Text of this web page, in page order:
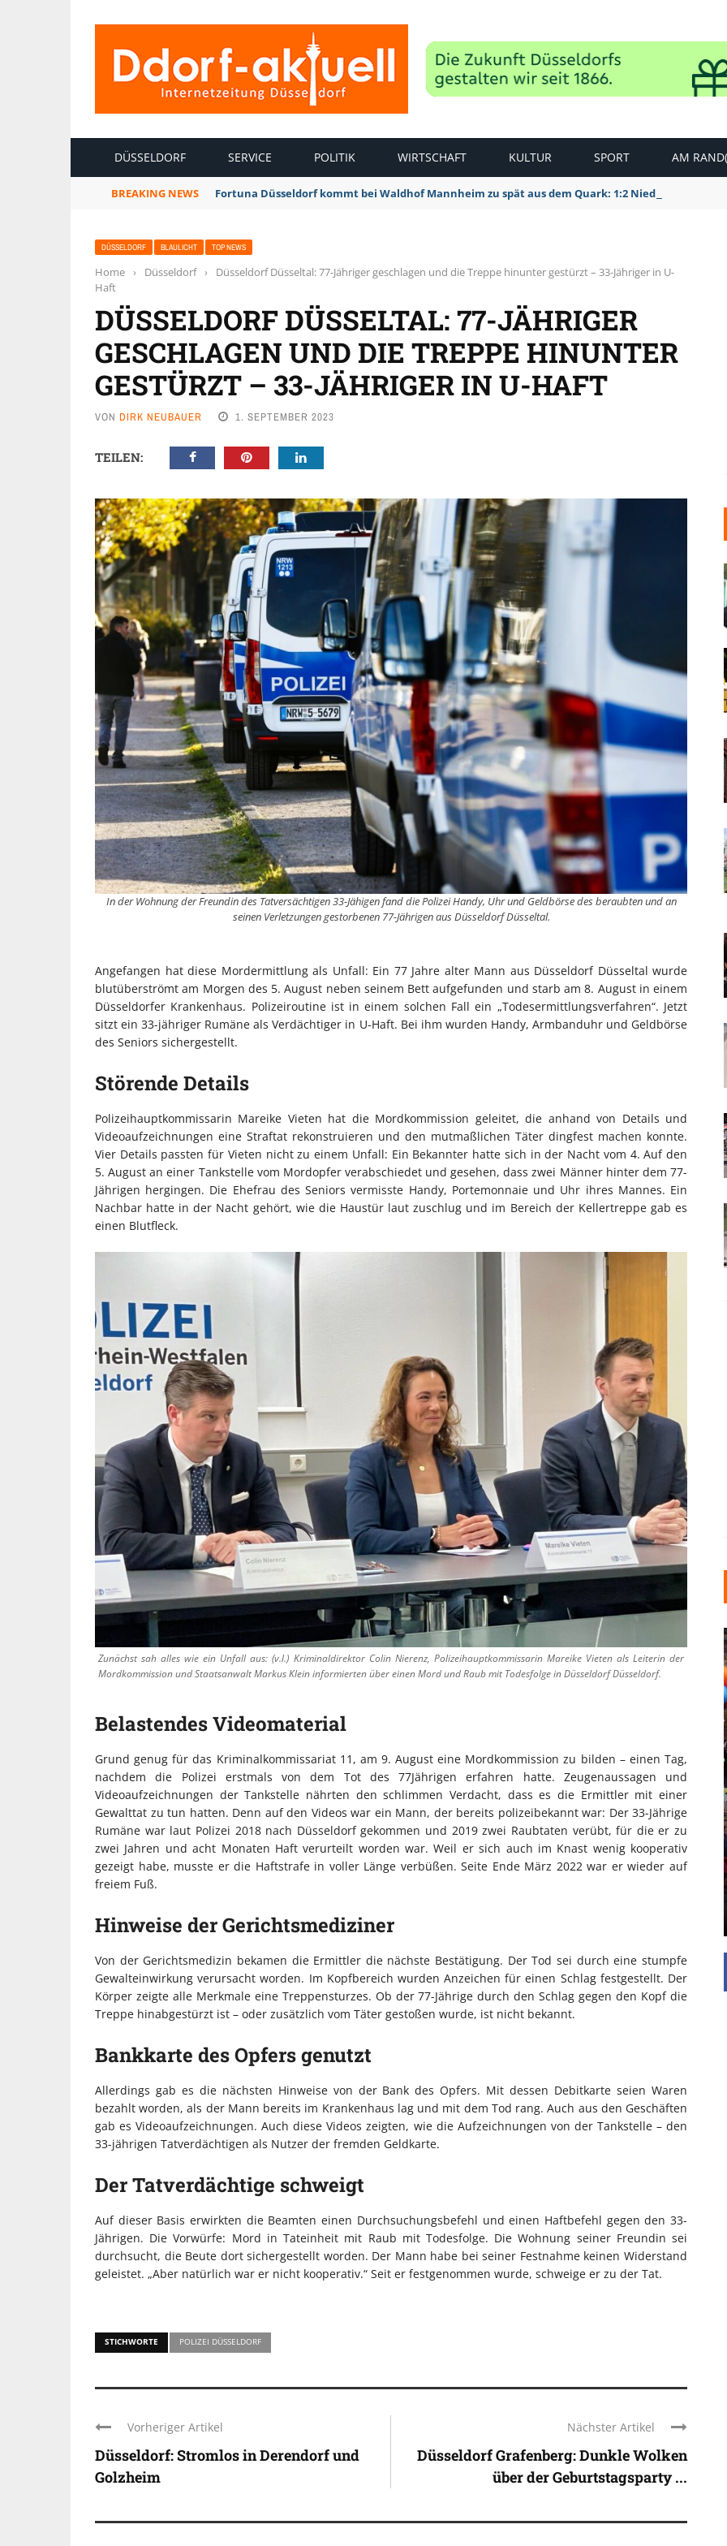
DÜSSELDORF SERVICE POLITIK WIRTSCHAFT KULTUR SPORT AM
BREAKING NEWS Fortuna Düsseldorf kommt bei Waldhof Mannheim zu spät aus dem Quark: 1:2 Niederlage
DÜSSELDORF BLAULICHT TOP NEWS
Home › Düsseldorf ›
Düsseldorf Düsseltal: 77-Jähriger geschlagen und die Treppe hinunter gestürzt – 33-Jähriger in U-
Haft
DÜSSELDORF DÜSSELTAL: 77-JÄHRIGER
GESCHLAGEN UND DIE TREPPE HINUNTER
GESTÜRZT – 33-JÄHRIGER IN U-HAFT
VON DIRK NEUBAUER 1. SEPTEMBER 2023
TEILEN:
In der Wohnung der Freundin des Tatversächtigen 33-Jähigen fand die Polizei Handy, Uhr und Geldbörse des beraubten und an
seinen Verletzungen gestorbenen 77-Jährigen aus Düsseldorf Düsseltal.
Angefangen hat diese Mordermittlung als Unfall: Ein 77 Jahre alter Mann aus Düsseldorf Düsseltal wurde
blutüberströmt am Morgen des 5. August neben seinem Bett aufgefunden und starb am 8. August in einem
Düsseldorfer Krankenhaus. Polizeiroutine ist in einem solchen Fall ein „Todesermittlungsverfahren“. Jetzt
sitzt ein 33-jähriger Rumäne als Verdächtiger in U-Haft. Bei ihm wurden Handy, Armbanduhr und Geldbörse
des Seniors sichergestellt.
Störende Details
Polizeihauptkommissarin Mareike Vieten hat die Mordkommission geleitet, die anhand von Details und
Videoaufzeichnungen eine Straftat rekonstruieren und den mutmaßlichen Täter dingfest machen konnte.
Vier Details passten für Vieten nicht zu einem Unfall: Ein Bekannter hatte sich in der Nacht vom 4. Auf den
5. August an einer Tankstelle vom Mordopfer verabschiedet und gesehen, dass zwei Männer hinter dem 77-
Jährigen hergingen. Die Ehefrau des Seniors vermisste Handy, Portemonnaie und Uhr ihres Mannes. Ein
Nachbar hatte in der Nacht gehört, wie die Haustür laut zuschlug und im Bereich der Kellertreppe gab es
einen Blutfleck.
Zunächst sah alles wie ein Unfall aus: (v.l.) Kriminaldirektor Colin Nierenz, Polizeihauptkommissarin Mareike Vieten als Leiterin der
Mordkommission und Staatsanwalt Markus Klein informierten über einen Mord und Raub mit Todesfolge in Düsseldorf Düsseldorf.
Belastendes Videomaterial
Grund genug für das Kriminalkommissariat 11, am 9. August eine Mordkommission zu bilden – einen Tag,
nachdem die Polizei erstmals von dem Tot des 77Jährigen erfahren hatte. Zeugenaussagen und
Videoaufzeichnungen der Tankstelle nährten den schlimmen Verdacht, dass es die Ermittler mit einer
Gewalttat zu tun hatten. Denn auf den Videos war ein Mann, der bereits polizeibekannt war: Der 33-Jährige
Rumäne war laut Polizei 2018 nach Düsseldorf gekommen und 2019 zwei Raubtaten verübt, für die er zu
zwei Jahren und acht Monaten Haft verurteilt worden war. Weil er sich auch im Knast wenig kooperativ
gezeigt habe, musste er die Haftstrafe in voller Länge verbüßen. Seite Ende März 2022 war er wieder auf
freiem Fuß.
Hinweise der Gerichtsmediziner
Von der Gerichtsmedizin bekamen die Ermittler die nächste Bestätigung. Der Tod sei durch eine stumpfe
Gewalteinwirkung verursacht worden. Im Kopfbereich wurden Anzeichen für einen Schlag festgestellt. Der
Körper zeigte alle Merkmale eine Treppensturzes. Ob der 77-Jährige durch den Schlag gegen den Kopf die
Treppe hinabgestürzt ist – oder zusätzlich vom Täter gestoßen wurde, ist nicht bekannt.
Bankkarte des Opfers genutzt
Allerdings gab es die nächsten Hinweise von der Bank des Opfers. Mit dessen Debitkarte seien Waren
bezahlt worden, als der Mann bereits im Krankenhaus lag und mit dem Tod rang. Auch aus den Geschäften
gab es Videoaufzeichnungen. Auch diese Videos zeigten, wie die Aufzeichnungen von der Tankstelle – den
33-jährigen Tatverdächtigen als Nutzer der fremden Geldkarte.
Der Tatverdächtige schweigt
Auf dieser Basis erwirkten die Beamten einen Durchsuchungsbefehl und einen Haftbefehl gegen den 33-
Jährigen. Die Vorwürfe: Mord in Tateinheit mit Raub mit Todesfolge. Die Wohnung seiner Freundin sei
durchsucht, die Beute dort sichergestellt worden. Der Mann habe bei seiner Festnahme keinen Widerstand
geleistet. „Aber natürlich war er nicht kooperativ.“ Seit er festgenommen wurde, schweige er zu der Tat.
STICHWORTE POLIZEI DÜSSELDORF
Vorheriger Artikel
Düsseldorf: Stromlos in Derendorf und
Golzheim
Nächster Artikel
Düsseldorf Grafenberg: Dunkle Wolken
über der Geburtstagsparty ...
KUNSTSTOFFFENSTER DEN
LOFT-STIL IN IHREM
EINFAMILIENHAUS
UNTERSTÜTZEN
Die Inspiration des industriellen Chics sind die
Werkshallen des Industriezeitalters. Die Basis für